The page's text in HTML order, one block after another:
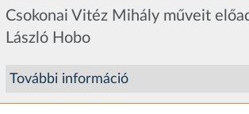
Csokonai Vitéz Mihály műveit
László Hobo